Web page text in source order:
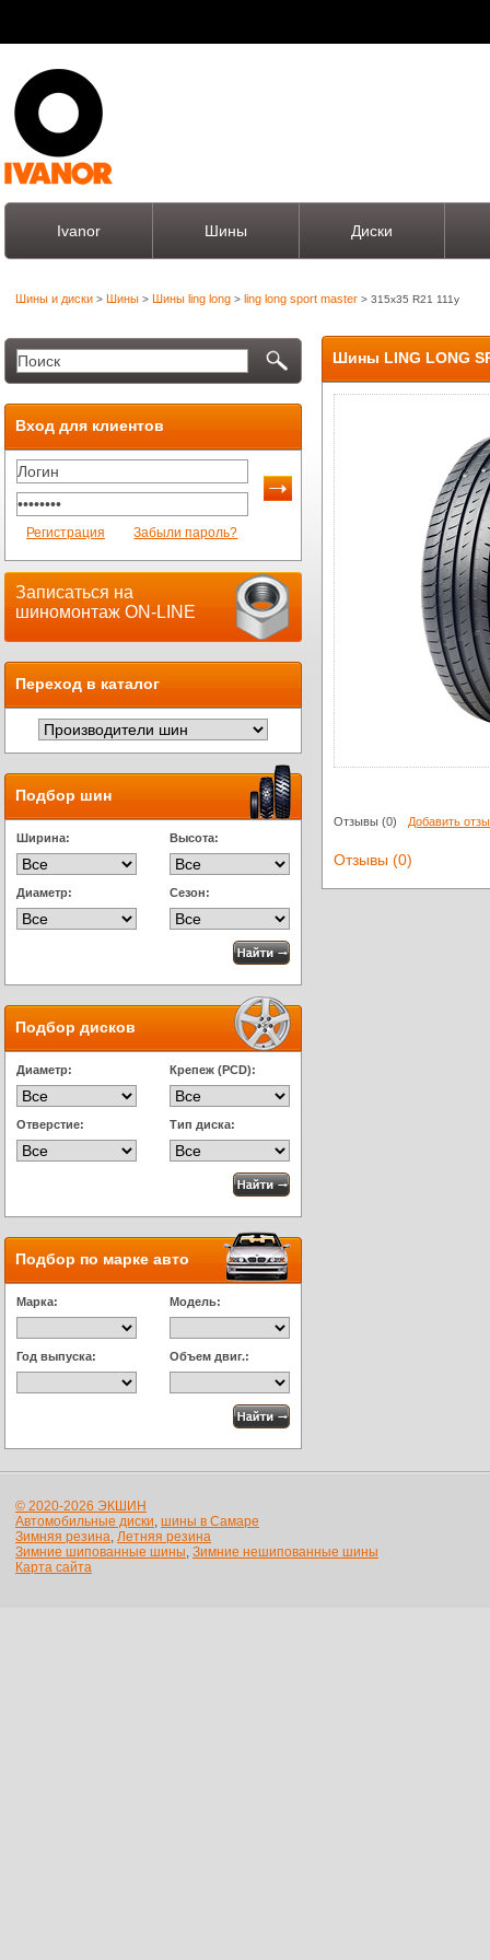
Ivanor Шины Диски
Шины и диски > Шины > Шины ling long > ling long sport master > 315x35 R21 111y
Вход для клиентов
Регистрация Забыли пароль?
Записаться на
шиномонтаж ON-LINE
Переход в каталог
Подбор шин
Ширина: Высота:
Диаметр: Сезон:
Подбор дисков
Диаметр: Крепеж (PCD):
Отверстие: Тип диска:
Подбор по марке авто
Марка: Модель:
Год выпуска: Объем двиг.:
Шины LING LONG
Отзывы (0) Добавить
Отзывы (0)
© 2020-2026 ЭКШИН
Автомобильные диски, шины в Самаре
Зимняя резина, Летняя резина
Зимние шипованные шины, Зимние нешипованные шины
Карта сайта